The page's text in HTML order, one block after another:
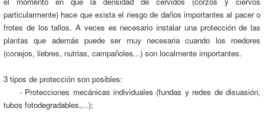
particularmente) hace que exista el riesgo de daños importantes al pacer o
frotes de los tallos. A veces es necesario instalar una protección de las
plantas que además puede ser muy necesaria cuando los roedores
(conejos, liebres, nutrias, campañoles...) son localmente importantes.
3 tipos de protección son posibles:
- Protecciones mecánicas individuales (fundas y redes de disuasión,
tubos fotodegradables,...);